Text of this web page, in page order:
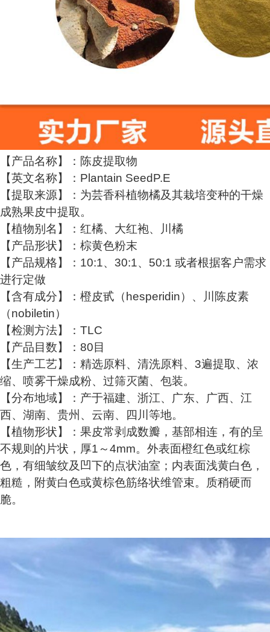
【产品名称】：陈皮提取物
【英文名称】：Plantain SeedP.E
【提取来源】：为芸香科植物橘及其栽培变种的干燥
成熟果皮中提取。
【植物别名】：红橘、大红袍、川橘
【产品形状】：棕黄色粉末
【产品规格】：10:1、30:1、50:1 或者根据客户需求
进行定做
【含有成分】：橙皮甙（hesperidin）、川陈皮素
（nobiletin）
【检测方法】：TLC
【产品目数】：80目
【生产工艺】：精选原料、清洗原料、3遍提取、浓
缩、喷雾干燥成粉、过筛灭菌、包装。
【分布地域】：产于福建、浙江、广东、广西、江
西、湖南、贵州、云南、四川等地。
【植物形状】：果皮常剥成数瓣，基部相连，有的呈
不规则的片状，厚1～4mm。外表面橙红色或红棕
色，有细皱纹及凹下的点状油室；内表面浅黄白色，
粗糙，附黄白色或黄棕色筋络状维管束。质稍硬而
脆。